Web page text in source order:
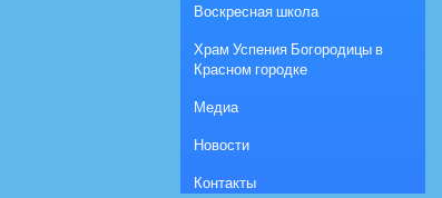
Воскресная школа
Храм Успения Богородицы в
Красном городке
Медиа
Новости
Контакты